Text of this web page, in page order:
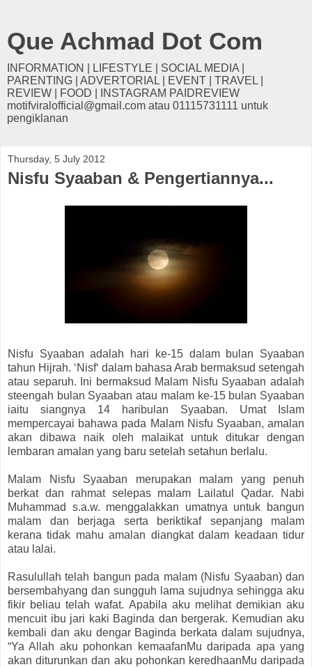
Que Achmad Dot Com
INFORMATION | LIFESTYLE | SOCIAL MEDIA |
PARENTING | ADVERTORIAL | EVENT | TRAVEL |
REVIEW | FOOD | INSTAGRAM PAIDREVIEW
motifviralofficial@gmail.com atau 01115731111 untuk
pengiklanan
Thursday, 5 July 2012
Nisfu Syaaban & Pengertiannya...
Nisfu Syaaban adalah hari ke-15 dalam bulan Syaaban
tahun Hijrah. ‘Nisf‘ dalam bahasa Arab bermaksud setengah
atau separuh. Ini bermaksud Malam Nisfu Syaaban adalah
steengah bulan Syaaban atau malam ke-15 bulan Syaaban
iaitu siangnya 14 haribulan Syaaban. Umat Islam
mempercayai bahawa pada Malam Nisfu Syaaban, amalan
akan dibawa naik oleh malaikat untuk ditukar dengan
lembaran amalan yang baru setelah setahun berlalu.
Malam Nisfu Syaaban merupakan malam yang penuh
berkat dan rahmat selepas malam Lailatul Qadar. Nabi
Muhammad s.a.w. menggalakkan umatnya untuk bangun
malam dan berjaga serta beriktikaf sepanjang malam
kerana tidak mahu amalan diangkat dalam keadaan tidur
atau lalai.
Rasulullah telah bangun pada malam (Nisfu Syaaban) dan
bersembahyang dan sungguh lama sujudnya sehingga aku
fikir beliau telah wafat. Apabila aku melihat demikian aku
mencuit ibu jari kaki Baginda dan bergerak. Kemudian aku
kembali dan aku dengar Baginda berkata dalam sujudnya,
“Ya Allah aku pohonkan kemaafanMu daripada apa yang
akan diturunkan dan aku pohonkan keredhaanMu daripada